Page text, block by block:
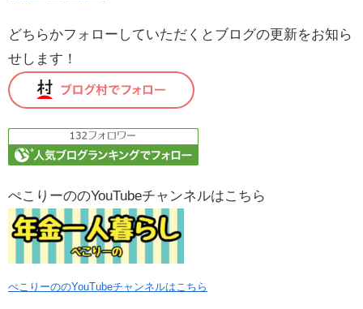
どちらかフォローしていただくとブログの更新をお知ら
せします！
ぺこりーののYouTubeチャンネルはこちら
ぺこりーののYouTubeチャンネルはこちら